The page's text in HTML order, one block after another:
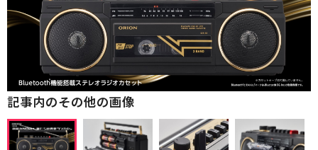
記事内のその他の画像